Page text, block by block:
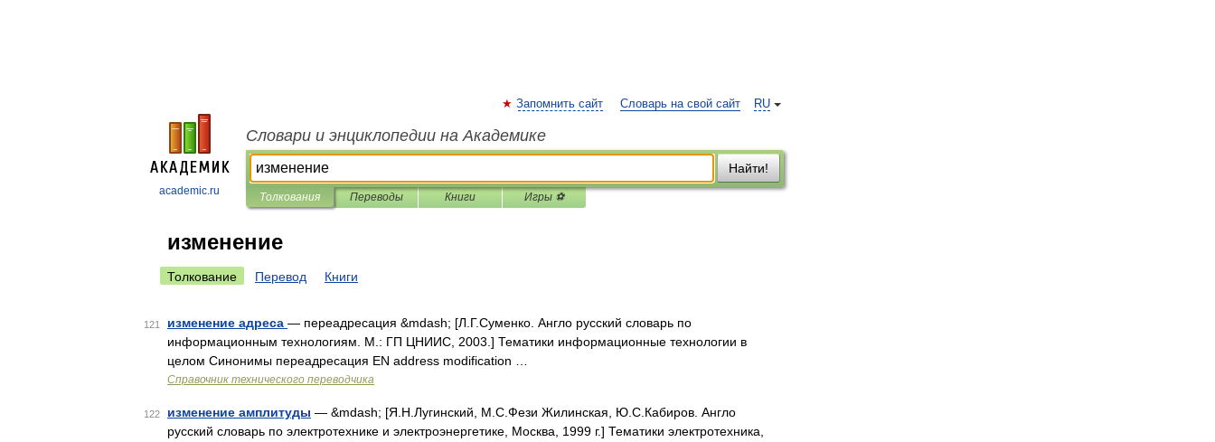
academic.ru
RU
Запомнить сайт Словарь на свой сайт
Словари и энциклопедии на Академике
Найти!
Толкования Переводы Книги Игры ⚽
изменение
Толкование Перевод Книги
121 изменение адреса — переадресация &mdash; [Л.Г.Суменко. Англо русский словарь по
информационным технологиям. М.: ГП ЦНИИС, 2003.] Тематики информационные технологии в
целом Синонимы переадресация EN address modification …
Справочник технического переводчика
122 изменение амплитуды — &mdash; [Я.Н.Лугинский, М.С.Фези Жилинская, Ю.С.Кабиров. Англо
русский словарь по электротехнике и электроэнергетике, Москва, 1999 г.] Тематики электротехника,